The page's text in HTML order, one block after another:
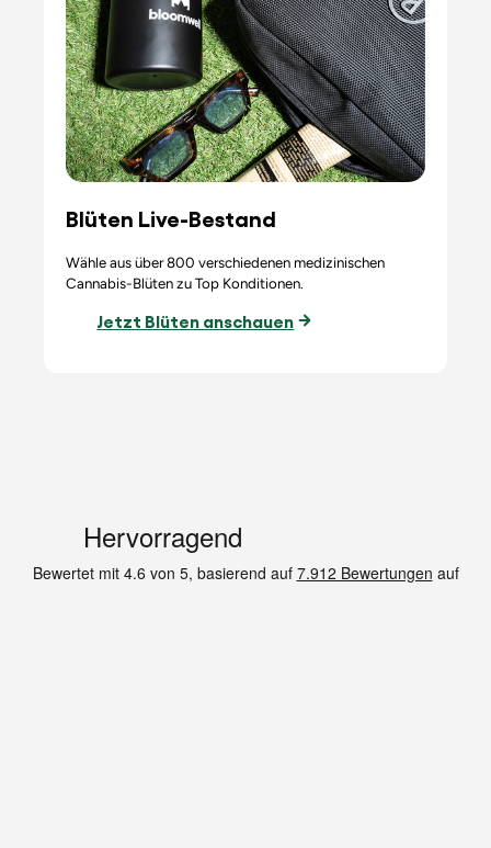
Blüten Live-Bestand
Wähle aus über 800 verschiedenen medizinischen
Cannabis-Blüten zu Top Konditionen.
Jetzt Blüten anschauen